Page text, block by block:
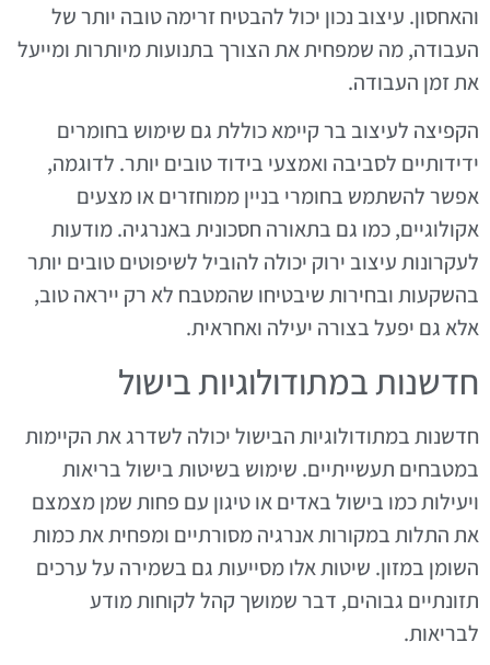
והאחסון. עיצוב נכון יכול להבטיח זרימה טובה יותר של
העבודה, מה שמפחית את הצורך בתנועות מיותרות ומייעל
את זמן העבודה.
הקפיצה לעיצוב בר קיימא כוללת גם שימוש בחומרים
ידידותיים לסביבה ואמצעי בידוד טובים יותר. לדוגמה,
אפשר להשתמש בחומרי בניין ממוחזרים או מצעים
אקולוגיים, כמו גם בתאורה חסכונית באנרגיה. מודעות
לעקרונות עיצוב ירוק יכולה להוביל לשיפוטים טובים יותר
בהשקעות ובחירות שיבטיחו שהמטבח לא רק ייראה טוב,
אלא גם יפעל בצורה יעילה ואחראית.
חדשנות במתודולוגיות בישול
חדשנות במתודולוגיות הבישול יכולה לשדרג את הקיימות
במטבחים תעשייתיים. שימוש בשיטות בישול בריאות
ויעילות כמו בישול באדים או טיגון עם פחות שמן מצמצם
את התלות במקורות אנרגיה מסורתיים ומפחית את כמות
השומן במזון. שיטות אלו מסייעות גם בשמירה על ערכים
תזונתיים גבוהים, דבר שמושך קהל לקוחות מודע
לבריאות.